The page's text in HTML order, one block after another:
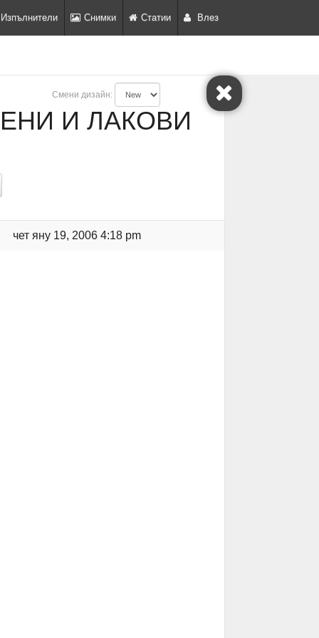
Изпълнители Снимки Статии Влез
Смени дизайн:
И ЛАКОВИ
чет яну 19, 2006 4:18 pm